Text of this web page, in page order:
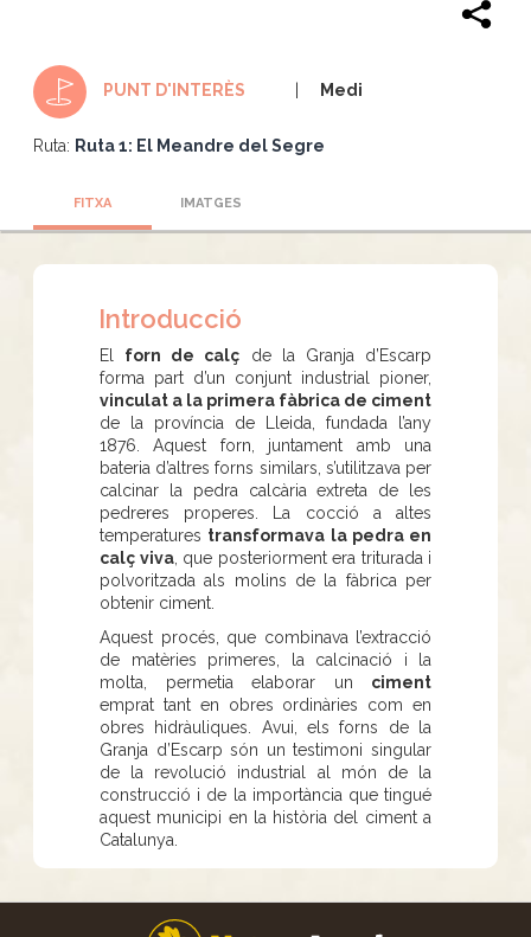
PUNT D'INTERÈS Medi
Ruta: Ruta 1: El Meandre del Segre
FITXA IMATGES
Introducció
El forn de calç de la Granja d’Escarp
forma part d’un conjunt industrial pioner,
vinculat a la primera fàbrica de ciment
de la província de Lleida, fundada l’any
1876. Aquest forn, juntament amb una
bateria d’altres forns similars, s’utilitzava per
calcinar la pedra calcària extreta de les
pedreres properes. La cocció a altes
temperatures transformava la pedra en
calç viva, que posteriorment era triturada i
polvoritzada als molins de la fàbrica per
obtenir ciment.
Aquest procés, que combinava l’extracció
de matèries primeres, la calcinació i la
molta, permetia elaborar un ciment
emprat tant en obres ordinàries com en
obres hidràuliques. Avui, els forns de la
Granja d’Escarp són un testimoni singular
de la revolució industrial al món de la
construcció i de la importància que tingué
aquest municipi en la història del ciment a
Catalunya.